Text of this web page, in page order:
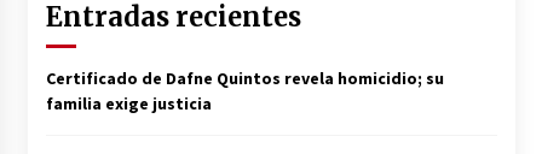
Entradas recientes
Certificado de Dafne Quintos revela homicidio; su
familia exige justicia